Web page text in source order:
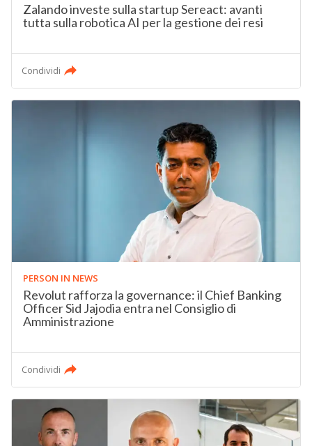
Zalando investe sulla startup Sereact: avanti
tutta sulla robotica AI per la gestione dei resi
Condividi
PERSON IN NEWS
Revolut rafforza la governance: il Chief Banking
Officer Sid Jajodia entra nel Consiglio di
Amministrazione
Condividi